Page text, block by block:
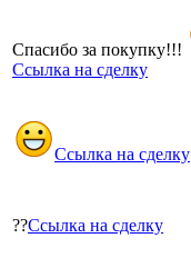
Спасибо за покупку!!!
Ссылка на сделку
Ссылка на сделку
??Ссылка на сделку